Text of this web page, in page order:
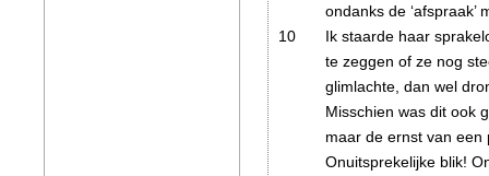
ondanks de ‘afspraak’
10
Ik staarde haar
te zeggen of ze nog
glimlachte, dan wel
Misschien was dit ook
maar de ernst van een
Onuitsprekelijke blik!